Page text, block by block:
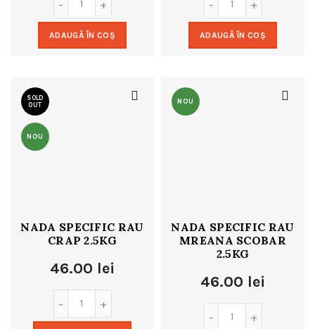
ADAUGĂ ÎN COȘ ADAUGĂ ÎN COȘ
SOLD
OUT
NOU
NADA SPECIFIC RAU
CRAP 2.5KG
46.00 lei
NOU
NADA SPECIFIC RAU
MREANA SCOBAR
2.5KG
46.00 lei